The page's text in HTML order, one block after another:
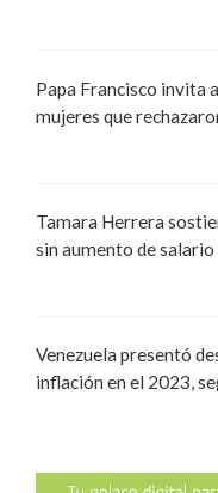
Papa Francisco invita
mujeres que
Tamara Herrera
sin aumento de salario
Venezuela presentó
inflación en el 2023,